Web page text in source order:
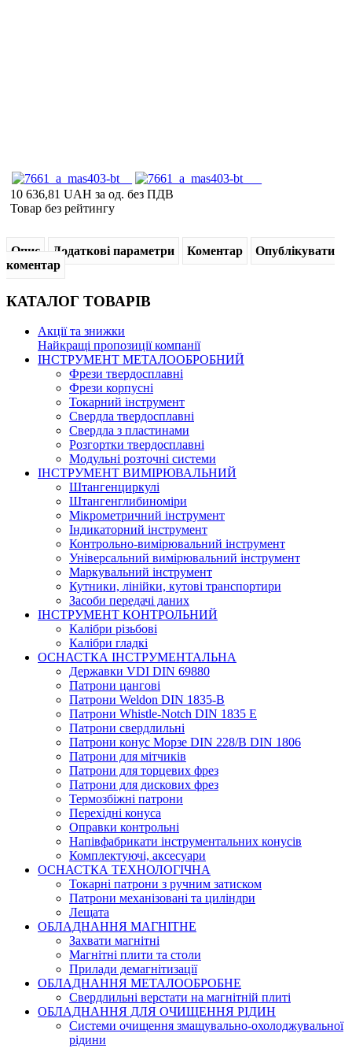
10 636,81 UAH за од. без ПДВ
Товар без рейтингу
Опис Додаткові параметри Коментар
Опублікувати
коментар
КАТАЛОГ ТОВАРІВ
Акції та знижки
Найкращі пропозиції компанії
ІНСТРУМЕНТ МЕТАЛООБРОБНИЙ
Фрези твердосплавні
Фрези корпусні
Токарний інструмент
Свердла твердосплавні
Свердла з пластинами
Розгортки твердосплавні
Модульні розточні системи
ІНСТРУМЕНТ ВИМІРЮВАЛЬНИЙ
Штангенциркулі
Штангенглибиноміри
Мікрометричний інструмент
Індикаторний інструмент
Контрольно-вимірювальний інструмент
Універсальний вимірювальний інструмент
Маркувальний інструмент
Кутники, лінійки, кутові транспортири
Засоби передачі даних
ІНСТРУМЕНТ КОНТРОЛЬНИЙ
Калібри різьбові
Калібри гладкі
ОСНАСТКА ІНСТРУМЕНТАЛЬНА
Державки VDI DIN 69880
Патрони цангові
Патрони Weldon DIN 1835-B
Патрони Whistle-Notch DIN 1835 E
Патрони свердлильні
Патрони конус Морзе DIN 228/B DIN 1806
Патрони для мітчиків
Патрони для торцевих фрез
Патрони для дискових фрез
Термозбіжні патрони
Перехідні конуса
Оправки контрольні
Напівфабрикати інструментальних конусів
Комплектуючі, аксесуари
ОСНАСТКА ТЕХНОЛОГІЧНА
Токарні патрони з ручним затиском
Патрони механізовані та циліндри
Лещата
ОБЛАДНАННЯ МАГНІТНЕ
Захвати магнітні
Магнітні плити та столи
Прилади демагнітизації
ОБЛАДНАННЯ МЕТАЛООБРОБНЕ
Свердлильні верстати на магнітній плиті
ОБЛАДНАННЯ ДЛЯ ОЧИЩЕННЯ РІДИН
Системи очищення змащувально-охолоджувальної
рідини